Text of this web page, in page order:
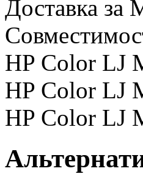
Доставка
HP Color LJ
HP Color LJ
HP Color LJ